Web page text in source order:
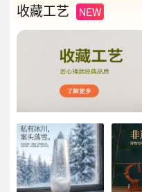
收藏工艺 NEW